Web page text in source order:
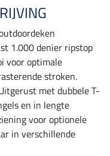
1.000 denier ripstop
voor optimale
stroken.
met dubbele T-
en in lengte
voor optionele
in verschillende